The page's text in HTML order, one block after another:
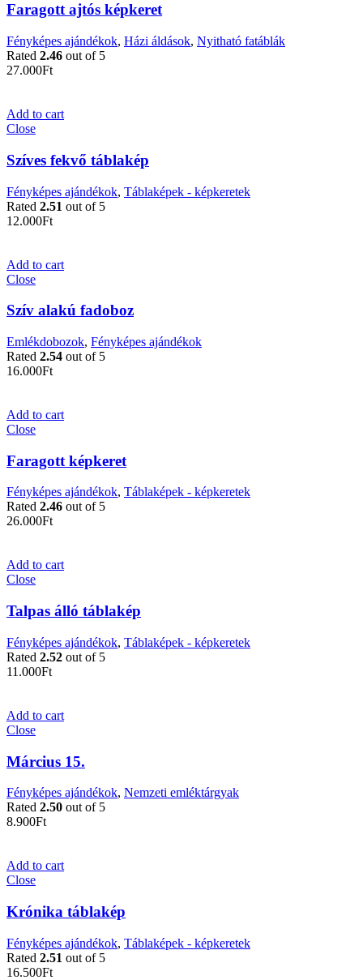
Faragott ajtós képkeret
Fényképes ajándékok, Házi áldások, Nyitható fatáblák
Rated 2.46 out of 5
27.000Ft
Add to cart
Close
Szíves fekvő táblakép
Fényképes ajándékok, Táblaképek - képkeretek
Rated 2.51 out of 5
12.000Ft
Add to cart
Close
Szív alakú fadoboz
Emlékdobozok, Fényképes ajándékok
Rated 2.54 out of 5
16.000Ft
Add to cart
Close
Faragott képkeret
Fényképes ajándékok, Táblaképek - képkeretek
Rated 2.46 out of 5
26.000Ft
Add to cart
Close
Talpas álló táblakép
Fényképes ajándékok, Táblaképek - képkeretek
Rated 2.52 out of 5
11.000Ft
Add to cart
Close
Március 15.
Fényképes ajándékok, Nemzeti emléktárgyak
Rated 2.50 out of 5
8.900Ft
Add to cart
Close
Krónika táblakép
Fényképes ajándékok, Táblaképek - képkeretek
Rated 2.51 out of 5
16.500Ft